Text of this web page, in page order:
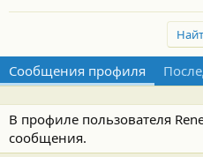
Сообщения профиля
В профиле пользователя
сообщения.